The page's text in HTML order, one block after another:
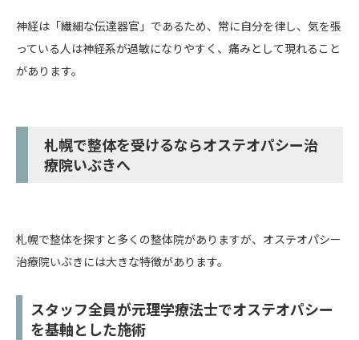
神経は「繊細な伝達器官」であるため、常に自分を律し、気を張
っている人は神経系が過敏になりやすく、痛みとして現れること
があります。
札幌で整体を受けるならオステオパシー治
療院いぶきへ
札幌で整体を探すと多くの整体院がありますが、オステオパシー
治療院いぶきには大きな特徴があります。
スタッフ全員が元理学療法士でオステオパシー
を基軸とした施術